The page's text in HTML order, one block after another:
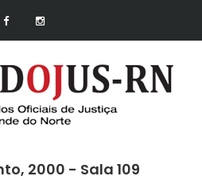
2000 - Sala 109